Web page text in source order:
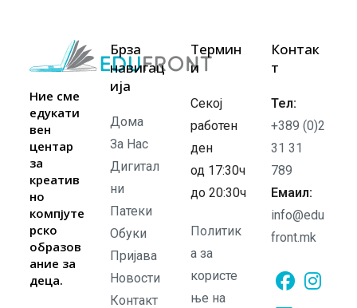
Ние сме
едукати
вен
центар
за
креатив
но
компјуте
рско
образов
ание за
деца.
Брза
навигац
ија
Дома
За Нас
Дигитал
ни
Патеки
Обуки
Пријава
Новости
Контакт
Термин
и
Секој
работен
ден
од 17:30ч
до 20:30ч
Политик
а за
користе
ње на
Контак
т
Тел:
+389 (0)2
31 31
789
Емаил:
info@edu
front.mk